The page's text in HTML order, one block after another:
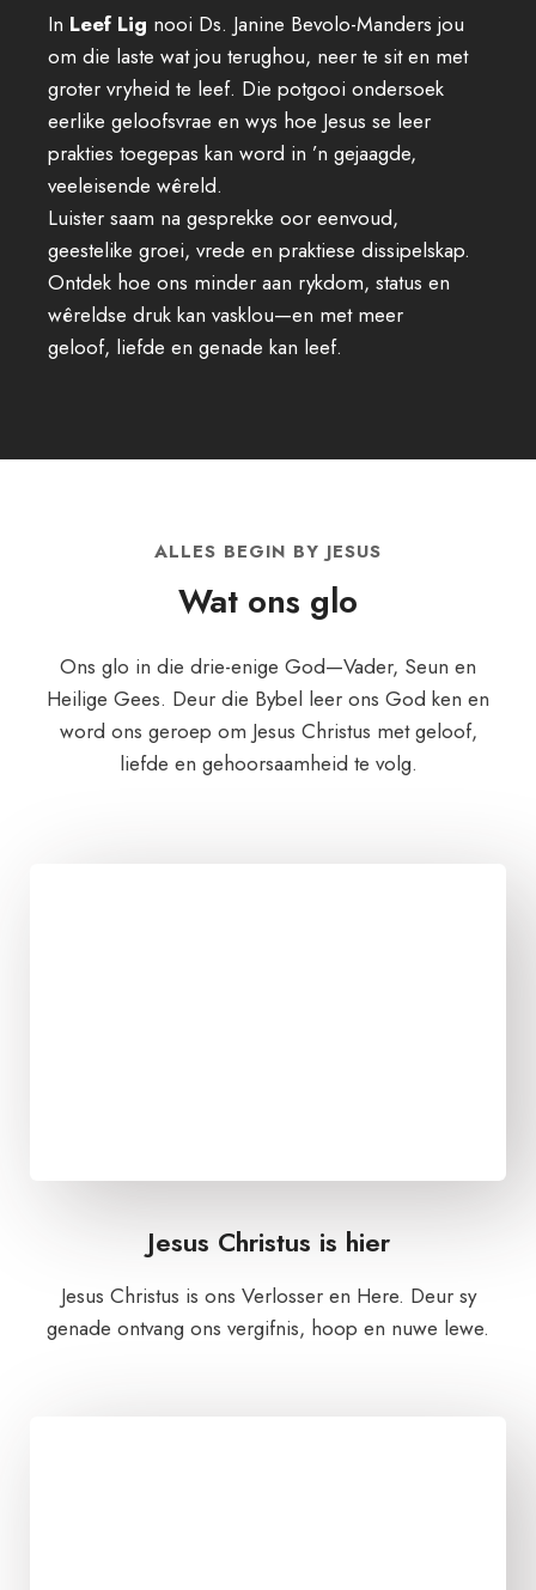
In Leef Lig nooi Ds. Janine Bevolo-Manders jou
om die laste wat jou terughou, neer te sit en met
groter vryheid te leef. Die potgooi ondersoek
eerlike geloofsvrae en wys hoe Jesus se leer
prakties toegepas kan word in ’n gejaagde,
veeleisende wêreld.
Luister saam na gesprekke oor eenvoud,
geestelike groei, vrede en praktiese dissipelskap.
Ontdek hoe ons minder aan rykdom, status en
wêreldse druk kan vasklou—en met meer
geloof, liefde en genade kan leef.
ALLES BEGIN BY JESUS
Wat ons glo
Ons glo in die drie-enige God—Vader, Seun en
Heilige Gees. Deur die Bybel leer ons God ken en
word ons geroep om Jesus Christus met geloof,
liefde en gehoorsaamheid te volg.
Jesus Christus is hier
Jesus Christus is ons Verlosser en Here. Deur sy
genade ontvang ons vergifnis, hoop en nuwe lewe.